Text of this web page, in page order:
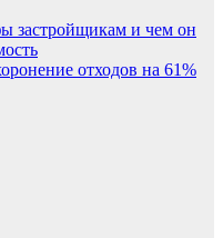
застройщикам и чем он
отходов на 61%